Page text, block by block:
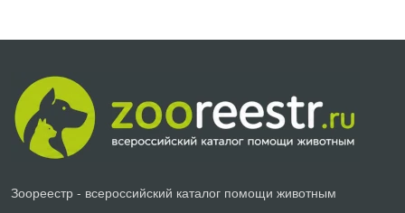
Зоореестр - всероссийский каталог помощи животным